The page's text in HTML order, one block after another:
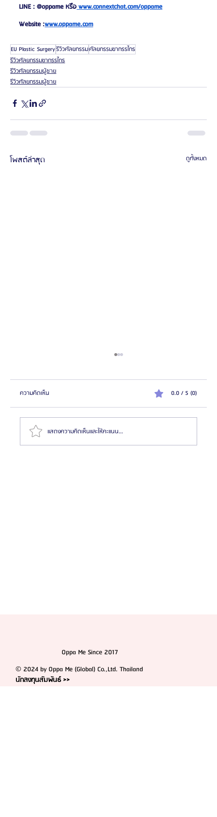
LINE : @oppame หรือ www.connextchat.com/oppame
Website :www.oppame.com
EU Plastic Surgeryรีวิวศัลยกรรมศัลยกรรมขากรรไกร
รีวิวศัลยกรรมขากรรไกร
รีวิวศัลยกรรมผู้ชาย
รีวิวศัลยกรรมผู้ชาย
โพสต์ล่าสุด ดูทั้งหมด
ความคิดเห็น 0.0 / 5 (0)
แสดงความคิดเห็นและให้คะแนน...
Oppa Me Since 2017
© 2024 by Oppa Me (Global) Co.,Ltd. Thailand
นักลงทุนสัมพันธ์ >>